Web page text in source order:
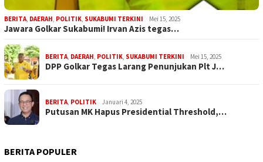
BERITA, DAERAH, POLITIK, SUKABUMI TERKINI Mei 15, 2025
Jawara Golkar Sukabumi! Irvan Azis tegas…
BERITA, DAERAH, POLITIK, SUKABUMI TERKINI Mei 15, 2025
DPP Golkar Tegas Larang Penunjukan Plt J…
BERITA, POLITIK Januari 4, 2025
Putusan MK Hapus Presidential Threshold,…
BERITA POPULER